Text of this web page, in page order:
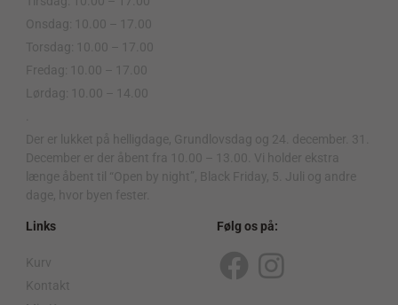
Onsdag: 10.00 – 17.00
Torsdag: 10.00 – 17.00
Fredag: 10.00 – 17.00
Lørdag: 10.00 – 14.00
Der er lukket på helligdage, Grundlovsdag og 24. december. 31.
December er der åbent fra 10.00 – 13.00. Vi holder ekstra
længe åbent til “Open by night”, Black Friday, 5. Juli og andre
dage, hvor byen fester.
Links
Kurv
Kontakt
Følg os på:
F
I